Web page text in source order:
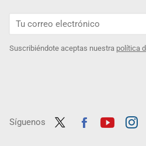
Suscribiéndote aceptas nuestra política
Síguenos